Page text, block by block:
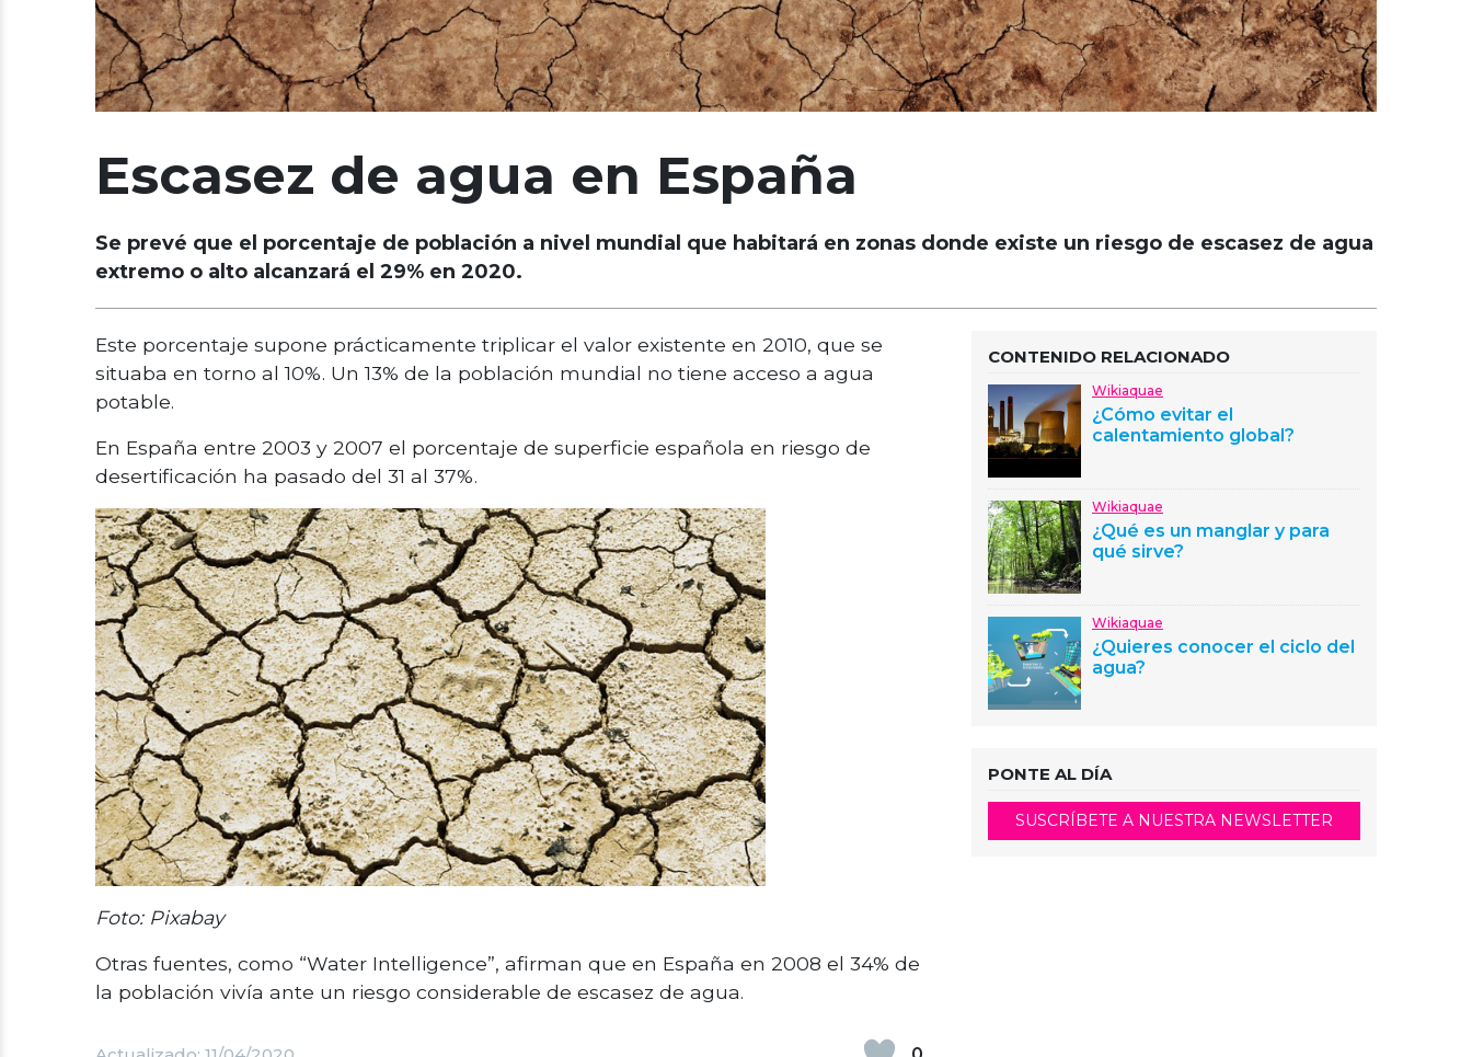
Escasez de agua en España
Se prevé que el porcentaje de población a nivel mundial que habitará en zonas donde existe un riesgo de escasez de agua
extremo o alto alcanzará el 29% en 2020.
Este porcentaje supone prácticamente triplicar el valor existente en 2010, que se
situaba en torno al 10%. Un 13% de la población mundial no tiene acceso a agua
potable.
En España entre 2003 y 2007 el porcentaje de superficie española en riesgo de
desertificación ha pasado del 31 al 37%.
Foto: Pixabay
Otras fuentes, como “Water Intelligence”, afirman que en España en 2008 el 34% de
la población vivía ante un riesgo considerable de escasez de agua.
CONTENIDO RELACIONADO
Wikiaquae
¿Cómo evitar el
calentamiento global?
Wikiaquae
¿Qué es un manglar y para
qué sirve?
Wikiaquae
¿Quieres conocer el ciclo del
agua?
PONTE AL DÍA
SUSCRÍBETE A NUESTRA NEWSLETTER